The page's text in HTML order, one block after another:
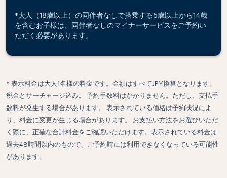
*大人（18歳以上）の同伴者なしで搭乗する5歳以上から14歳
を含むお子様は、同伴者なしのマイナーサービスをご予約い
ただく必要があります。
* 表示料金は大人1名様の料金です。金額はすべてJPY換算となります。
税金とサーチャージ込み。 予約手数料はかかりません。ただし、支払手
数料が発生する場合があります。 表示されている価格は予約状況によ
り、料金に変更が生じる場合があります。 お支払い方法をお選びいただ
く際に、正確な合計料金をご確認いただけます。表示されている料金は
過去48時間以内のもので、ご予約時には利用できなくなっている可能性
があります。